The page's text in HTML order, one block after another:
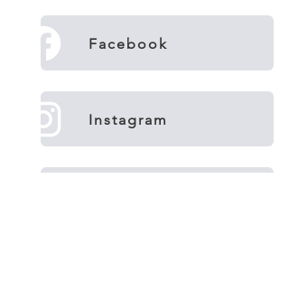
Facebook
Instagram